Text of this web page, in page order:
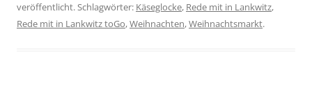
veröffentlicht. Schlagwörter: Käseglocke, Rede mit in Lankwitz,
Rede mit in Lankwitz toGo,Weihnachten,Weihnachtsmarkt.